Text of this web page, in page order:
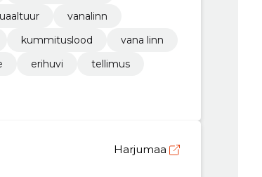
vanalinn
kummituslood
vana linn
erihuvi
tellimus
Harjumaa